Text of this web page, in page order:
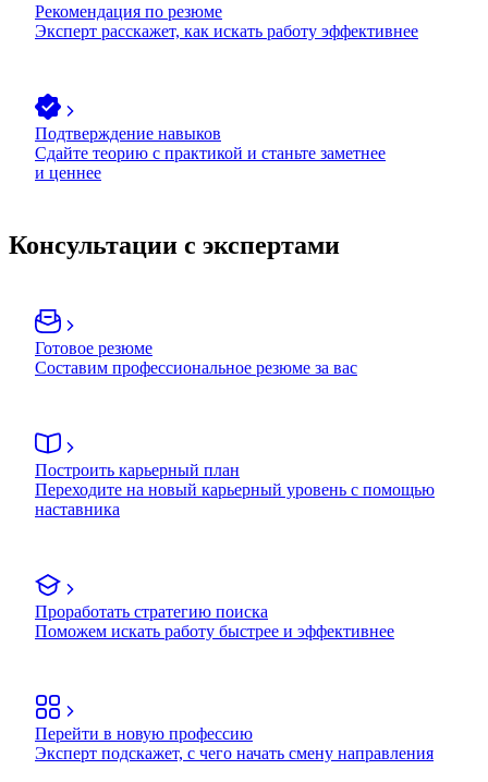
Рекомендация по резюме
Эксперт расскажет, как искать работу эффективнее
Подтверждение навыков
Сдайте теорию с практикой и станьте заметнее
и ценнее
Консультации с экспертами
Готовое резюме
Составим профессиональное резюме за вас
Построить карьерный план
Переходите на новый карьерный уровень с помощью
наставника
Проработать стратегию поиска
Поможем искать работу быстрее и эффективнее
Перейти в новую профессию
Эксперт подскажет, с чего начать смену направления